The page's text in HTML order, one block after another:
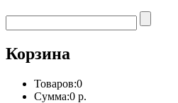
Корзина
Товаров:0
Сумма:0 р.